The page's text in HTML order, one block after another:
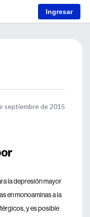
Ingresar
septiembre de 2015
la depresión mayor
en monoaminas a la
y es posible